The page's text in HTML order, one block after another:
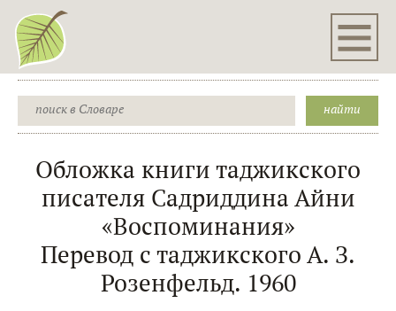
Обложка книги таджикского
писателя Садриддина Айни
«Воспоминания»
Перевод с таджикского А. З.
Розенфельд. 1960